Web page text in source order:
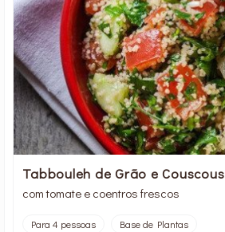
Tabbouleh de Grão e Couscous
com tomate e coentros frescos
Para 4 pessoas Base de Plantas